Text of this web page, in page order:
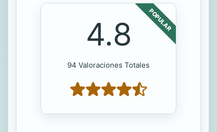
POPULAR
4.8
94 Valoraciones Totales